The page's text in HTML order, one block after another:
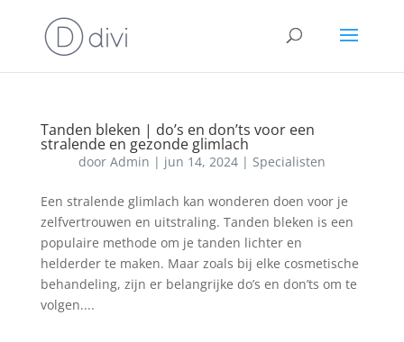
Tanden bleken | do’s en don’ts voor een
stralende en gezonde glimlach
door Admin | jun 14, 2024| Specialisten
Een stralende glimlach kan wonderen doen voor je
zelfvertrouwen en uitstraling. Tanden bleken is een
populaire methode om je tanden lichter en
helderder te maken. Maar zoals bij elke cosmetische
behandeling, zijn er belangrijke do’s en don’ts om te
volgen....